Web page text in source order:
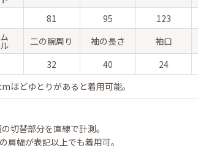
81 95 123
二の腕周り 袖の長さ 袖口
32 40 24
ほどゆとりがあると着用可能。
切替部分を直線で計測。
肩幅が表記以上でも着用可。